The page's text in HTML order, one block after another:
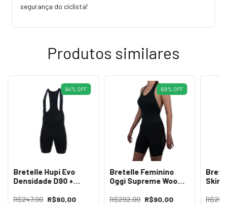
segurança do ciclista!
Produtos similares
64% OFF
Bretelle Hupi Evo
Densidade D90 +
R$247,00 R$90,00
69% OFF
Bretelle Feminino
Oggi Supreme Woom
R$292,00 R$90,00
Skin